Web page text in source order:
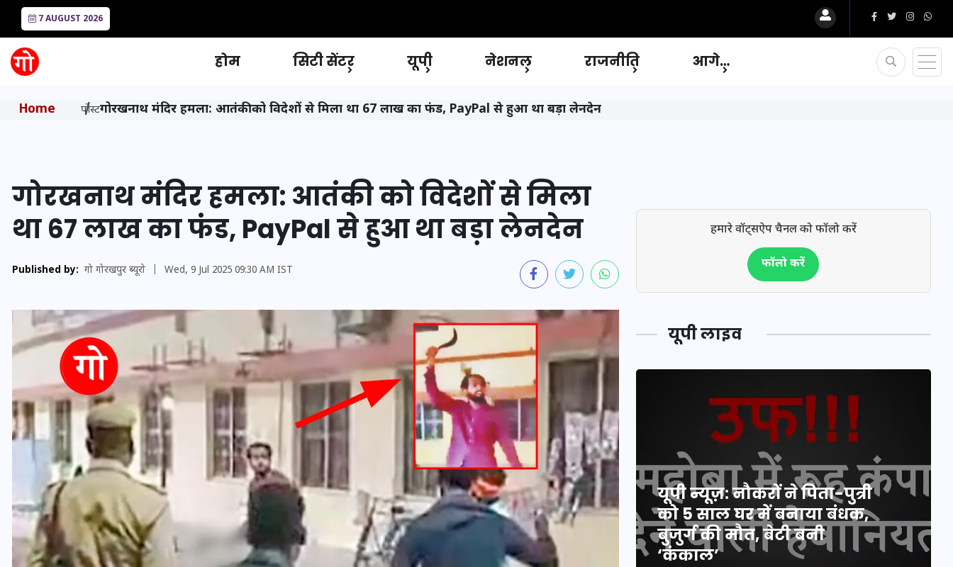
7 AUGUST 2026
होम सिटी सेंटर यूपी नेशनल राजनीति आगे…
Home पोस्टगोरखनाथ मंदिर हमला: आतंकी को विदेशों से मिला था 67 लाख का फंड, PayPal से हुआ था बड़ा लेनदेन
गोरखनाथ मंदिर हमला: आतंकी को विदेशों से मिला
था 67 लाख का फंड, PayPal से हुआ था बड़ा लेनदेन
Published by: गो गोरखपुर ब्यूरो Wed, 9 Jul 2025 09:30 AM IST
हमारे वॉट्सऐप चैनल को फॉलो करें
फॉलो करें
यूपी लाइव
यूपी लेखपाल भर्ती: ओबीसी को
मिली बड़ी राहत, 2158 पदों पर
बंपर वैकेंसी, जनरल कोटे में भारी
कटौती
वोटर लिस्ट पुनरीक्षण कार्यक्रम में
हुआ बदलाव, देखें नई तारीखों की
पूरी लिस्ट
यूपी न्यूज़: नौकरों ने पिता-पुत्री
को 5 साल घर में बनाया बंधक,
बुजुर्ग की मौत, बेटी बनी
‘कंकाल’